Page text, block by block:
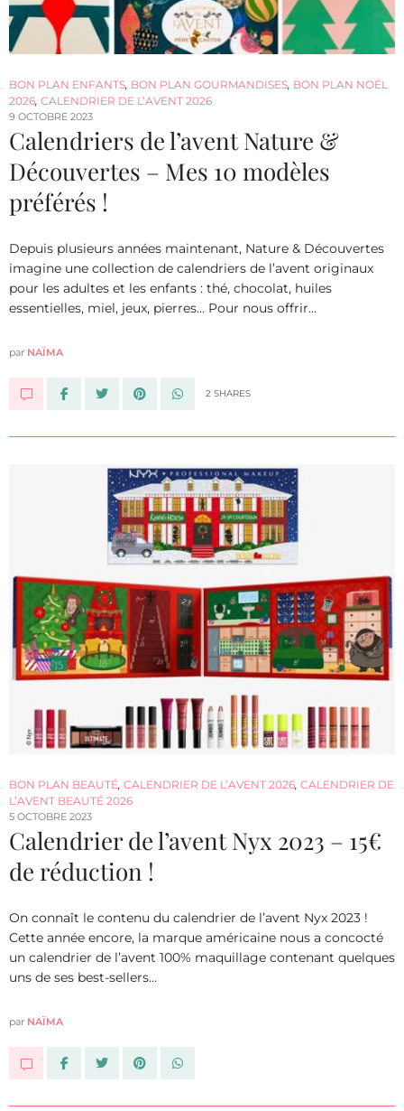
BON PLAN ENFANTS, BON PLAN GOURMANDISES, BON PLAN NOËL
2026, CALENDRIER DE L’AVENT 2026
9 OCTOBRE 2023
Calendriers de l’avent Nature &
Découvertes – Mes 10 modèles
préférés !
Depuis plusieurs années maintenant, Nature & Découvertes
imagine une collection de calendriers de l’avent originaux
pour les adultes et les enfants : thé, chocolat, huiles
essentielles, miel, jeux, pierres… Pour nous offrir…
par NAÏMA
2 SHARES
BON PLAN BEAUTÉ, CALENDRIER DE L’AVENT 2026, CALENDRIER DE
L’AVENT BEAUTÉ 2026
5 OCTOBRE 2023
Calendrier de l’avent Nyx 2023 – 15€
de réduction !
On connaît le contenu du calendrier de l’avent Nyx 2023 !
Cette année encore, la marque américaine nous a concocté
un calendrier de l’avent 100% maquillage contenant quelques
uns de ses best-sellers…
par NAÏMA